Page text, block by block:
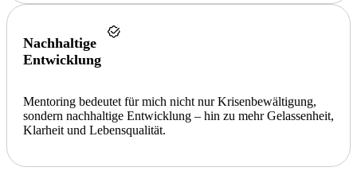
Nachhaltige
Entwicklung
Mentoring bedeutet für mich nicht nur Krisenbewältigung,
sondern nachhaltige Entwicklung – hin zu mehr Gelassenheit,
Klarheit und Lebensqualität.